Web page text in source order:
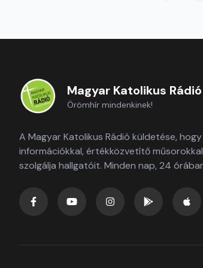
Magyar Katolikus Rádió
Örömhír mindenkinek!
A Magyar Katolikus Rádió küldetése,
információkkal, értékközvetítő
szolgálja hallgatóit. Minden nap, 24